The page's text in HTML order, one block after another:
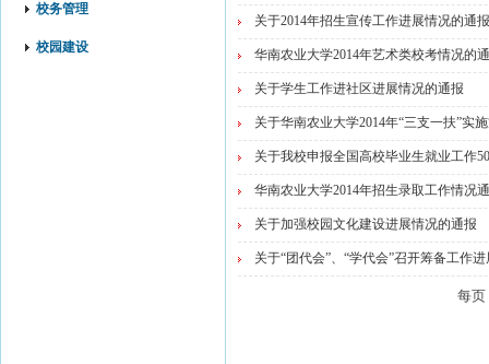
校务管理
校园建设
关于2014年招生宣传工作进展情况的通报
华南农业大学2014年艺术类校考情况的
关于学生工作进社区进展情况的通报
关于华南农业大学2014年“三支一扶”实
关于我校申报全国高校毕业生就业工作
华南农业大学2014年招生录取工作情况
关于加强校园文化建设进展情况的通报
关于“团代会”、“学代会”召开筹备工作
每页